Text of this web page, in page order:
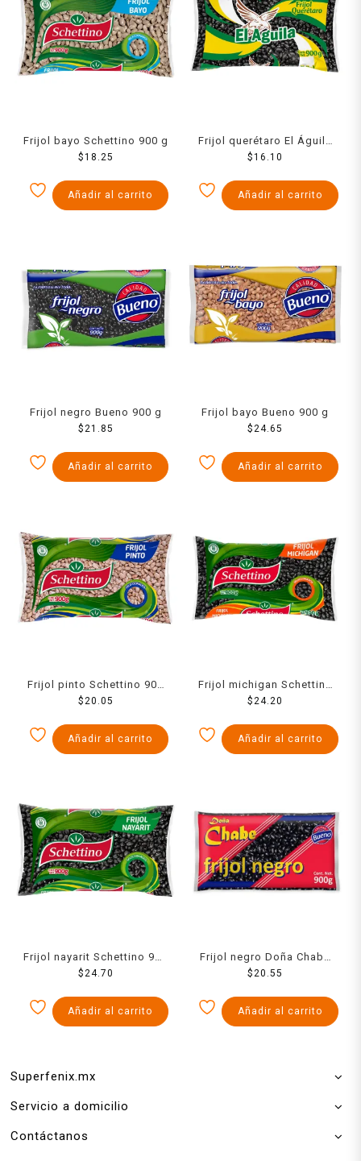
Frijol bayo Schettino 900 g
$18.25
Añadir al carrito
Frijol querétaro El Águila
900 g
$16.10
Añadir al carrito
Frijol negro Bueno 900 g
$21.85
Añadir al carrito
Frijol bayo Bueno 900 g
$24.65
Añadir al carrito
Frijol pinto Schettino 900
g
$20.05
Añadir al carrito
Frijol michigan Schettino
900 g
$24.20
Añadir al carrito
Frijol nayarit Schettino 900
g
$24.70
Añadir al carrito
Frijol negro Doña Chabe
900 g
$20.55
Añadir al carrito
Superfenix.mx
Servicio a domicilio
Contáctanos